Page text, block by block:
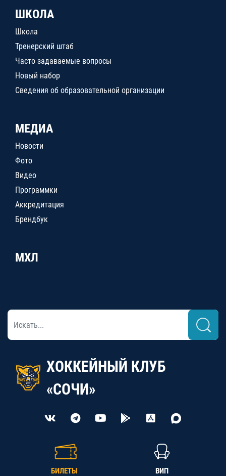
ШКОЛА
Школа
Тренерский штаб
Часто задаваемые вопросы
Новый набор
Сведения об образовательной организации
МЕДИА
Новости
Фото
Видео
Программки
Аккредитация
Брендбук
МХЛ
ХОККЕЙНЫЙ КЛУБ
«СОЧИ»
БИЛЕТЫ ВИП